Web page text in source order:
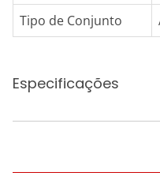
Tipo de Conjunto
Especificações